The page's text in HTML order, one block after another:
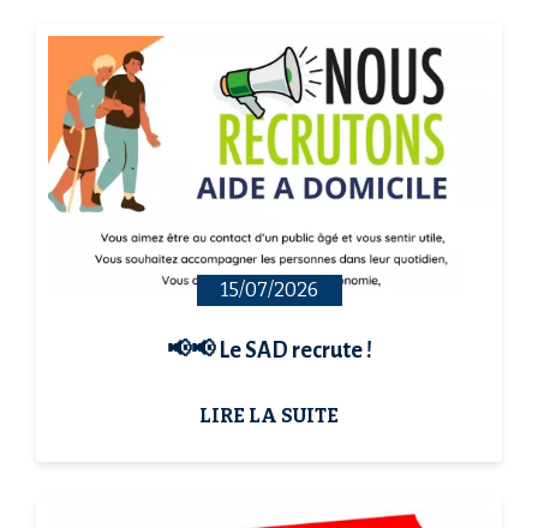
15/07/2026
📢📢 Le SAD recrute !
LIRE LA SUITE